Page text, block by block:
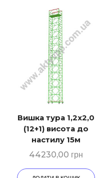
Вишка тура 1,2х2,0
(12+1) висота до
настилу 15м
44230,00 грн